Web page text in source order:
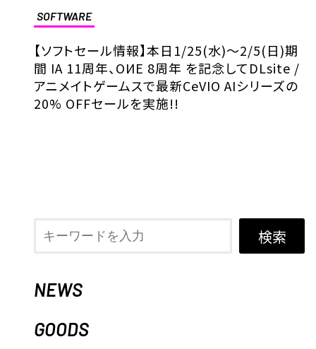
検索
NEWS
GOODS
SOFTWARE
【ソフトセール情報】本日1/25(水)～2/5(日)期
間 IA 11周年、OИE 8周年 を記念してDLsite /
アニメイトゲームスで最新CeVIO AIシリーズの
20% OFFセールを実施!!